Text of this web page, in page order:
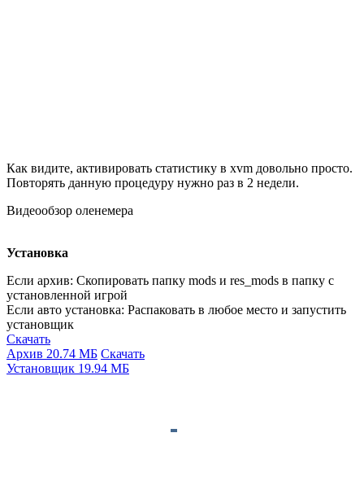
Как видите, активировать статистику в xvm довольно просто.
Повторять данную процедуру нужно раз в 2 недели.
Видеообзор оленемера
Установка
Если архив: Скопировать папку mods и res_mods в папку с
установленной игрой
Если авто установка: Распаковать в любое место и запустить
установщик
Скачать
Архив 20.74 МБ Скачать
Установщик 19.94 МБ